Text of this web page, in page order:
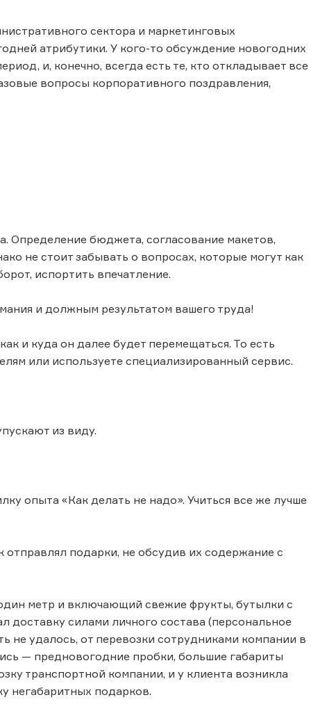
сектора и маркетинговых
атрибутики. У кого-то обсуждение новогодних
и, конечно, всегда есть те, кто откладывает все
вопросы корпоративного поздравления,
Определение бюджета, согласование макетов,
не стоит забывать о вопросах, которые могут как
испортить впечатление.
и должным результатом вашего труда!
и куда он далее будет перемещаться. То есть
или используете специализированный сервис.
из виду.
опыта «Как делать не надо». Учиться все же лучше
отправлял подарки, не обсудив их содержание с
метр и включающий свежие фрукты, бутылки с
доставку силами личного состава (персональное
не удалось, от перевозки сотрудниками компании в
— предновогодние пробки, большие габариты
транспортной компании, и у клиента возникла
негабаритных подарков.